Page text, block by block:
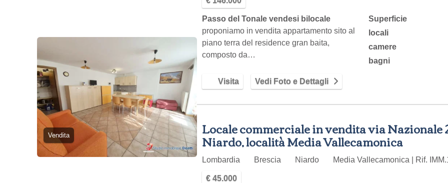
Passo del Tonale vendesi bilocale
proponiamo in vendita appartamento sito al
piano terra del residence gran baita,
composto da…
Superficie
locali
camere
bagni
Visita Vedi Foto e Dettagli
Vendita Locale commerciale in vendita via Nazionale
Niardo, località Media Vallecamonica
Lombardia Brescia Niardo Media Vallecamonica | Rif.
€ 45.000